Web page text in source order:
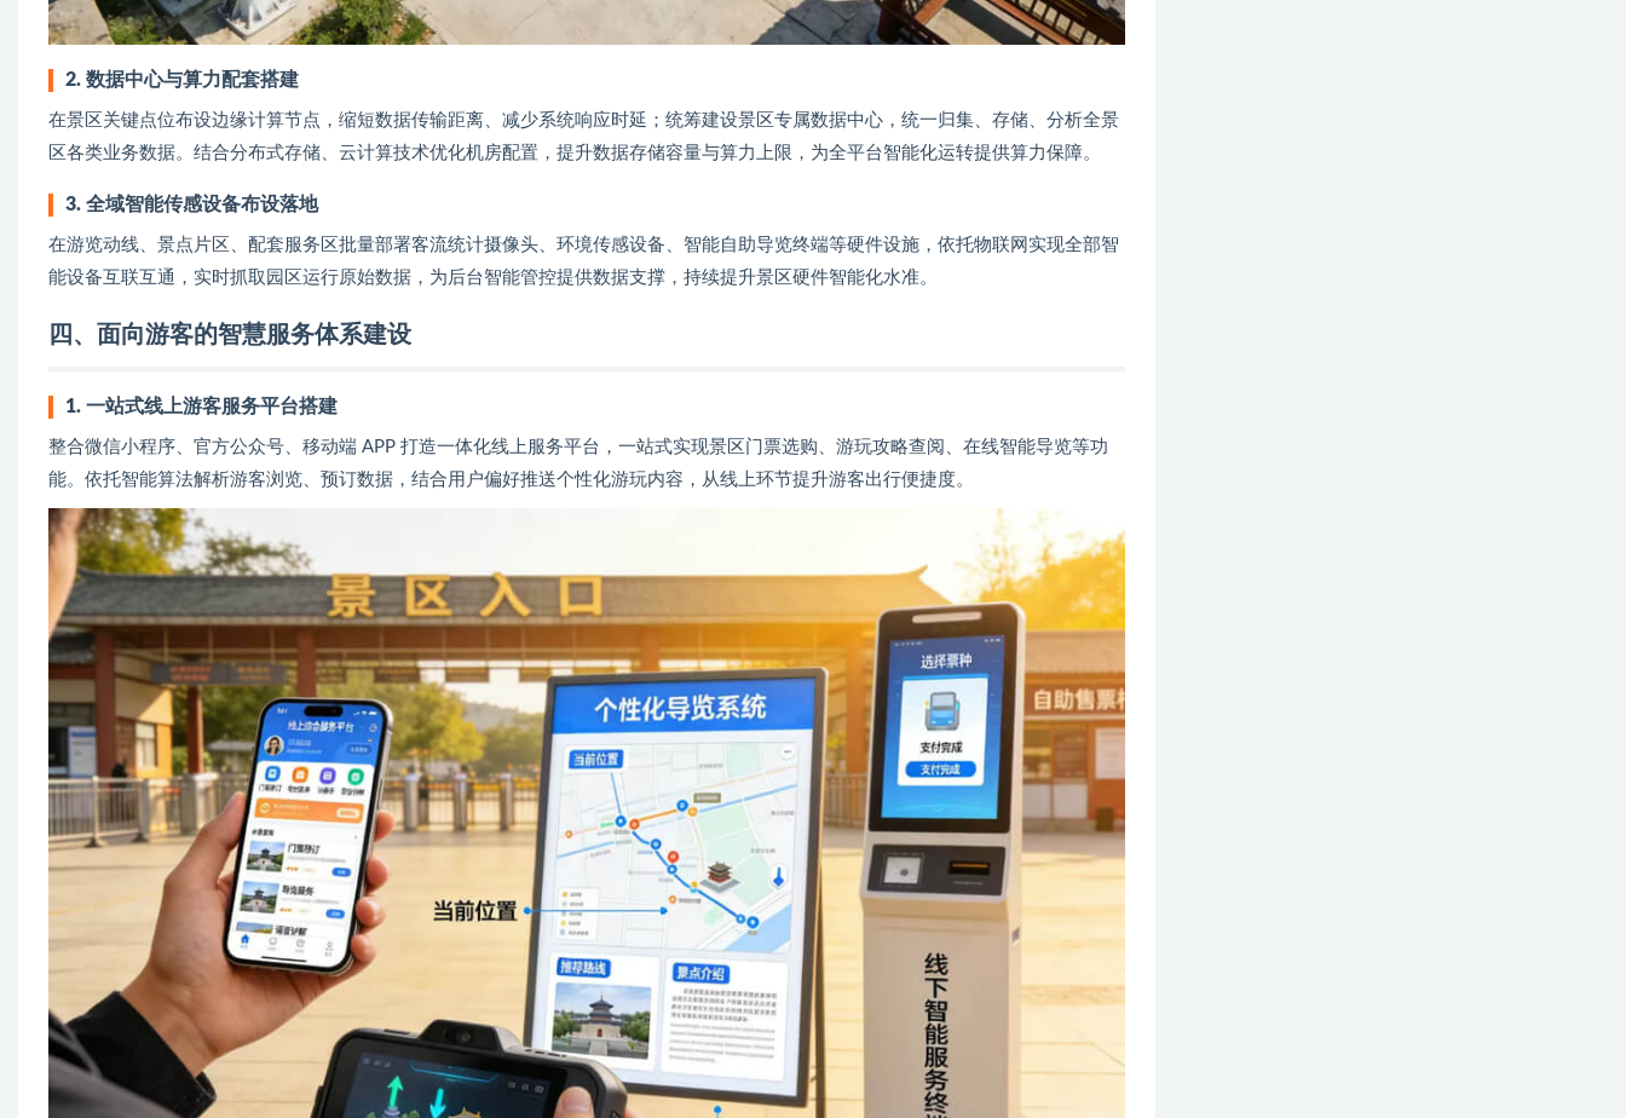
2. 数据中心与算力配套搭建
在景区关键点位布设边缘计算节点，缩短数据传输距离、减少系统响应时延；统筹建设景区专属数据中心，统一归集、存储、分析全景
区各类业务数据。结合分布式存储、云计算技术优化机房配置，提升数据存储容量与算力上限，为全平台智能化运转提供算力保障。
3. 全域智能传感设备布设落地
在游览动线、景点片区、配套服务区批量部署客流统计摄像头、环境传感设备、智能自助导览终端等硬件设施，依托物联网实现全部智
能设备互联互通，实时抓取园区运行原始数据，为后台智能管控提供数据支撑，持续提升景区硬件智能化水准。
四、面向游客的智慧服务体系建设
1. 一站式线上游客服务平台搭建
整合微信小程序、官方公众号、移动端 APP 打造一体化线上服务平台，一站式实现景区门票选购、游玩攻略查阅、在线智能导览等功
能。依托智能算法解析游客浏览、预订数据，结合用户偏好推送个性化游玩内容，从线上环节提升游客出行便捷度。